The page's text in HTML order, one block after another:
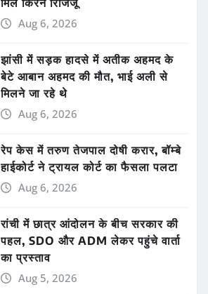
मिले किरेन रिजिजू
Aug 6, 2026
झांसी में सड़क हादसे में अतीक अहमद के
बेटे आबान अहमद की मौत, भाई अली से
मिलने जा रहे थे
Aug 6, 2026
रेप केस में तरुण तेजपाल दोषी करार, बॉम्बे
हाईकोर्ट ने ट्रायल कोर्ट का फैसला पलटा
Aug 6, 2026
रांची में छात्र आंदोलन के बीच सरकार की
पहल, SDO और ADM लेकर पहुंचे वार्ता
का प्रस्ताव
Aug 5, 2026